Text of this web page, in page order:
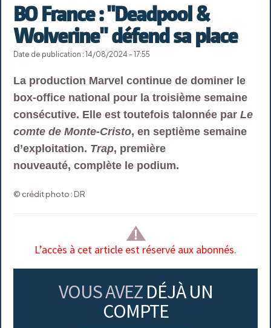
BO France : "Deadpool &
Wolverine" défend sa place
Date de publication : 14/08/2024 - 17:55
La production Marvel continue de dominer le
box-office national pour la troisième semaine
consécutive. Elle est toutefois talonnée parLe
comte de Monte-Cristo, en septième semaine
d’exploitation. Trap, première
nouveauté, complète le podium.
© crédit photo : DR
L’accès à cet article est réservé aux abonnés.
VOUS AVEZ DÉJÀ UN
COMPTE